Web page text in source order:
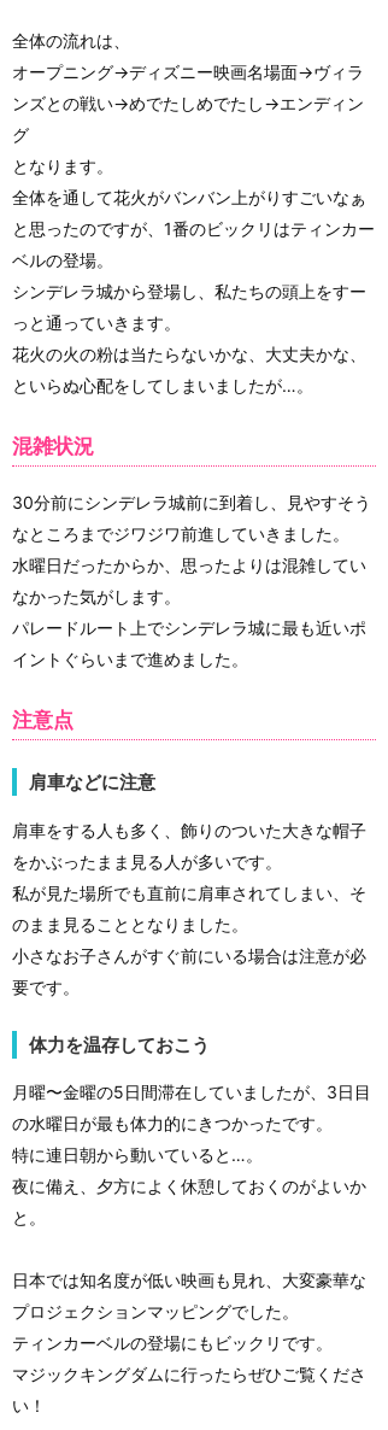
全体の流れは、
オープニング→ディズニー映画名場面→ヴィラ
ンズとの戦い→めでたしめでたし→エンディン
グ
となります。
全体を通して花火がバンバン上がりすごいなぁ
と思ったのですが、1番のビックリはティンカー
ベルの登場。
シンデレラ城から登場し、私たちの頭上をすー
っと通っていきます。
花火の火の粉は当たらないかな、大丈夫かな、
といらぬ心配をしてしまいましたが…。
混雑状況
30分前にシンデレラ城前に到着し、見やすそう
なところまでジワジワ前進していきました。
水曜日だったからか、思ったよりは混雑してい
なかった気がします。
パレードルート上でシンデレラ城に最も近いポ
イントぐらいまで進めました。
注意点
肩車などに注意
肩車をする人も多く、飾りのついた大きな帽子
をかぶったまま見る人が多いです。
私が見た場所でも直前に肩車されてしまい、そ
のまま見ることとなりました。
小さなお子さんがすぐ前にいる場合は注意が必
要です。
体力を温存しておこう
月曜〜金曜の5日間滞在していましたが、3日目
の水曜日が最も体力的にきつかったです。
特に連日朝から動いていると…。
夜に備え、夕方によく休憩しておくのがよいか
と。
日本では知名度が低い映画も見れ、大変豪華な
プロジェクションマッピングでした。
ティンカーベルの登場にもビックリです。
マジックキングダムに行ったらぜひご覧くださ
い！